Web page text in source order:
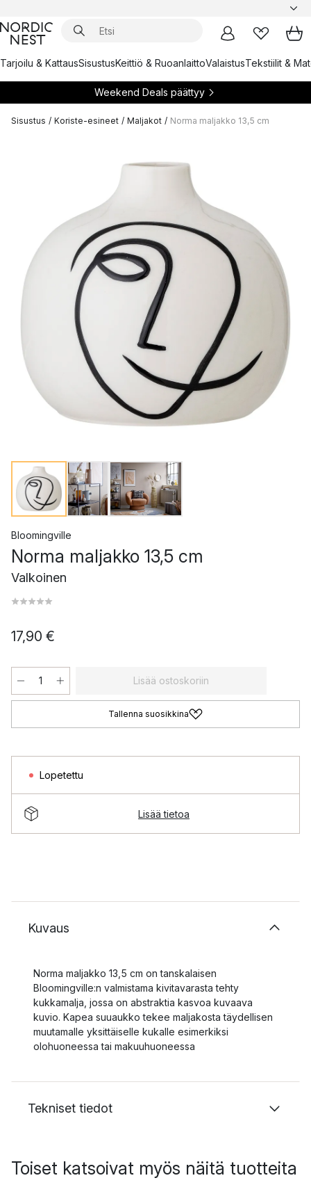
Tarjoilu & KattausSisustusKeittiö & RuoanlaittoValaistusTekstiilit &
Weekend Deals päättyy
Sisustus / Koriste-esineet / Maljakot / Norma maljakko 13,5 cm
Bloomingville
Norma maljakko 13,5 cm
Valkoinen
17,90 €
Lisää ostoskoriin
Tallenna suosikkina
Lopetettu
Lisää tietoa
Kuvaus
Norma maljakko 13,5 cm on tanskalaisen
Bloomingville:n valmistama kivitavarasta tehty
kukkamalja, jossa on abstraktia kasvoa kuvaava
kuvio. Kapea suuaukko tekee maljakosta täydellisen
muutamalle yksittäiselle kukalle esimerkiksi
olohuoneessa tai makuuhuoneessa
Tekniset tiedot
Toiset katsoivat myös näitä tuotteita